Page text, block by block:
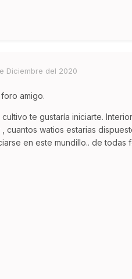
Diciembre del 2020
amigo.
te gustaría iniciarte.
, cuantos watios estarias
en este mundillo.. de todas